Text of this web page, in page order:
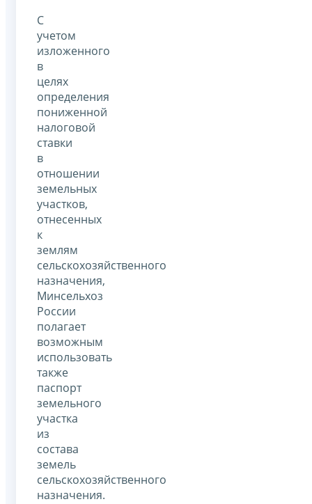
С
учетом
изложенного
в
целях
определения
пониженной
налоговой
ставки
в
отношении
земельных
участков,
отнесенных
к
землям
сельскохозяйственного
назначения,
Минсельхоз
России
полагает
возможным
использовать
также
паспорт
земельного
участка
из
состава
земель
сельскохозяйственного
назначения.